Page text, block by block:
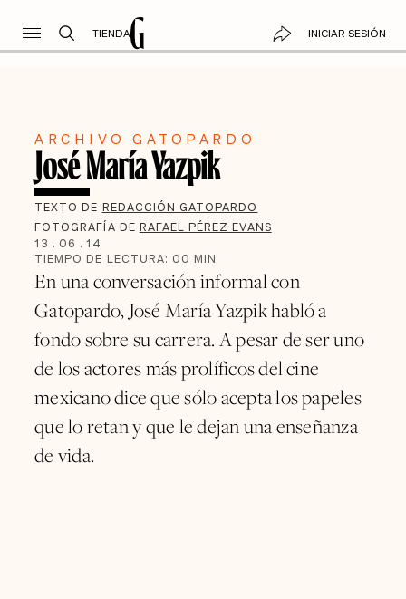
TIENDA INICIAR SESIÓN
ARCHIVO GATOPARDO
José María Yazpik
TEXTO DE REDACCIÓN GATOPARDO
FOTOGRAFÍA DE RAFAEL PÉREZ EVANS
13 . 06 . 14
TIEMPO DE LECTURA: 00 MIN
En una conversación informal con
Gatopardo, José María Yazpik habló a
fondo sobre su carrera. A pesar de ser uno
de los actores más prolíficos del cine
mexicano dice que sólo acepta los papeles
que lo retan y que le dejan una enseñanza
de vida.